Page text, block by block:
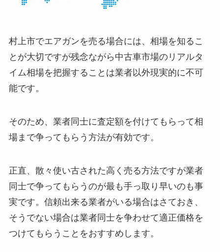
村上市でエアガンを売る場合には、相場を知るこ
とが大切ですが残念ながら中古車市場のリアルタ
イム相場を把握することは業者以外現実的に不可
能です。
そのため、業者同士に査定額を付けてもらって相
場まで争ってもらう方法が有効です。
正直、散々使い古された高く売る方法ですが業者
同士で争ってもらうのが最も手っ取り早いのも事
実です。信頼出来る業者がいる場合はさておき、
そうでない場合は業者同士を争わせて適正価格を
つけてもらうことをおすすめします。